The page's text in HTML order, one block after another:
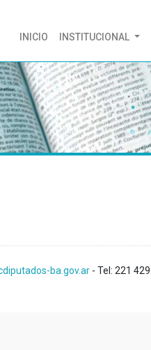
INICIO (CURRENT)
INSTITUCIONAL
ba.gov.ar - Tel: 221